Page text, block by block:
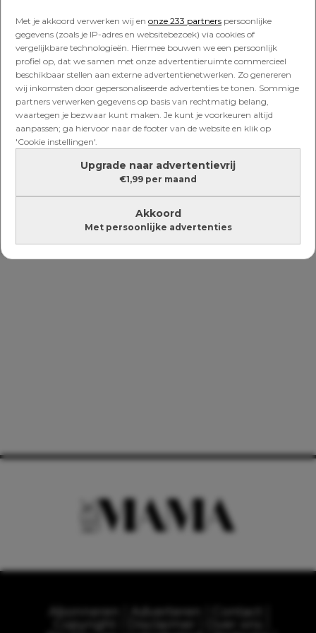
Met je akkoord verwerken wij en onze 233 partners persoonlijke
gegevens (zoals je IP-adres en websitebezoek) via cookies of
vergelijkbare technologieën. Hiermee bouwen we een persoonlijk
profiel op, dat we samen met onze advertentieruimte commercieel
beschikbaar stellen aan externe advertentienetwerken. Zo genereren
wij inkomsten door gepersonaliseerde advertenties te tonen. Sommige
partners verwerken gegevens op basis van rechtmatig belang,
waartegen je bezwaar kunt maken. Je kunt je voorkeuren altijd
aanpassen; ga hiervoor naar de footer van de website en klik op
'Cookie instellingen'.
Upgrade naar advertentievrij
€1,99 per maand
Akkoord
Met persoonlijke advertenties
NIEUWS
Aantal gevallen RS-virus
toegenomen na opheffen
coronamaatregelen
NIEUWS
Dochtertje Mascha Feoktistova
heeft RS-virus: ‘Heel intens
allemaal’
Lees verder onder de advertentie
Contact